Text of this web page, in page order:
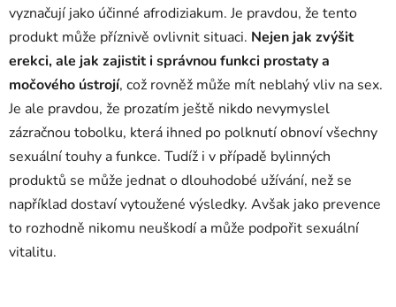
vyznačují jako účinné afrodiziakum. Je pravdou, že tento
produkt může příznivě ovlivnit situaci. Nejen jak zvýšit
erekci, ale jak zajistit i správnou funkci prostaty a
močového ústrojí, což rovněž může mít neblahý vliv na sex.
Je ale pravdou, že prozatím ještě nikdo nevymyslel
zázračnou tobolku, která ihned po polknutí obnoví všechny
sexuální touhy a funkce. Tudíž i v případě bylinných
produktů se může jednat o dlouhodobé užívání, než se
například dostaví vytoužené výsledky. Avšak jako prevence
to rozhodně nikomu neuškodí a může podpořit sexuální
vitalitu.